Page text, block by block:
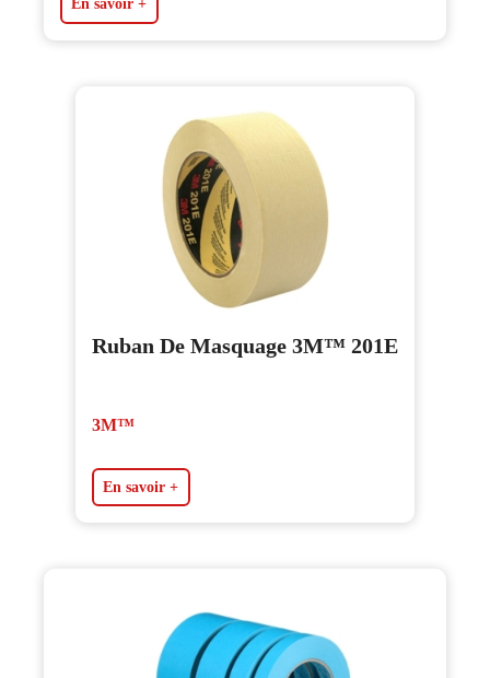
En savoir +
Ruban De Masquage 3M™ 201E
3M™
En savoir +